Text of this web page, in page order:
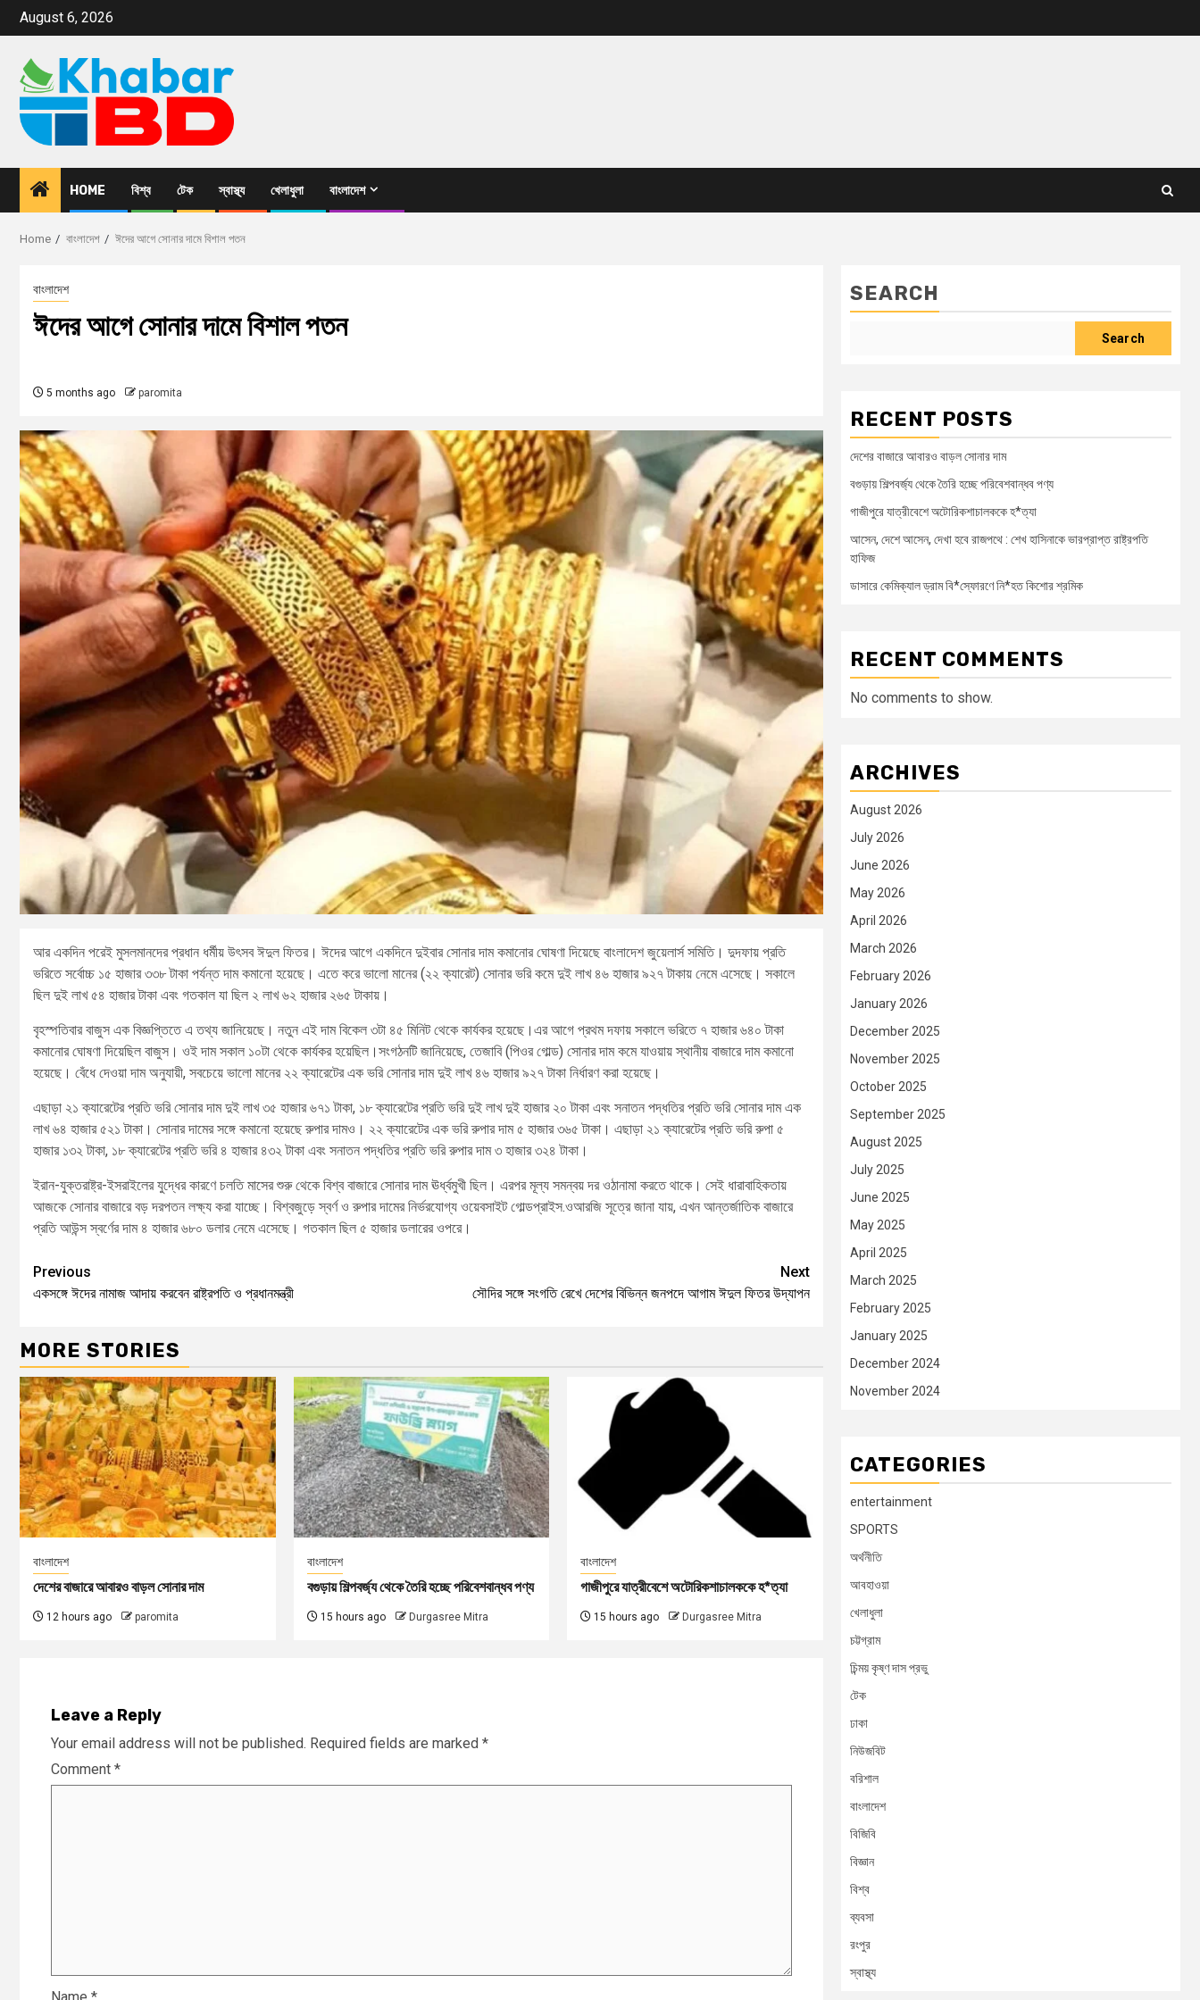
August 6, 2026
HOME বিশ্ব টেক স্বাস্থ্য খেলাধুলা বাংলাদেশ
Home বাংলাদেশ ঈদের আগে সোনার দামে বিশাল পতন
বাংলাদেশ
ঈদের আগে সোনার দামে বিশাল পতন
5 months ago paromita
আর একদিন পরেই মুসলমানদের প্রধান ধর্মীয় উৎসব ঈদুল ফিতর। ঈদের আগে একদিনে দুইবার সোনার দাম কমানোর ঘোষণা দিয়েছে বাংলাদেশ জুয়েলার্স সমিতি। দুদফায় প্রতি
ভরিতে সর্বোচ্চ ১৫ হাজার ৩৩৮ টাকা পর্যন্ত দাম কমানো হয়েছে। এতে করে ভালো মানের (২২ ক্যারেট) সোনার ভরি কমে দুই লাখ ৪৬ হাজার ৯২৭ টাকায় নেমে এসেছে। সকালে
ছিল দুই লাখ ৫৪ হাজার টাকা এবং গতকাল যা ছিল ২ লাখ ৬২ হাজার ২৬৫ টাকায়।
বৃহস্পতিবার বাজুস এক বিজ্ঞপ্তিতে এ তথ্য জানিয়েছে। নতুন এই দাম বিকেল ৩টা ৪৫ মিনিট থেকে কার্যকর হয়েছে।এর আগে প্রথম দফায় সকালে ভরিতে ৭ হাজার ৬৪০ টাকা
কমানোর ঘোষণা দিয়েছিল বাজুস। ওই দাম সকাল ১০টা থেকে কার্যকর হয়েছিল।সংগঠনটি জানিয়েছে, তেজাবি (পিওর গোল্ড) সোনার দাম কমে যাওয়ায় স্থানীয় বাজারে দাম কমানো
হয়েছে। বেঁধে দেওয়া দাম অনুযায়ী, সবচেয়ে ভালো মানের ২২ ক্যারেটের এক ভরি সোনার দাম দুই লাখ ৪৬ হাজার ৯২৭ টাকা নির্ধারণ করা হয়েছে।
এছাড়া ২১ ক্যারেটের প্রতি ভরি সোনার দাম দুই লাখ ৩৫ হাজার ৬৭১ টাকা, ১৮ ক্যারেটের প্রতি ভরি দুই লাখ দুই হাজার ২০ টাকা এবং সনাতন পদ্ধতির প্রতি ভরি সোনার দাম এক
লাখ ৬৪ হাজার ৫২১ টাকা। সোনার দামের সঙ্গে কমানো হয়েছে রুপার দামও। ২২ ক্যারেটের এক ভরি রুপার দাম ৫ হাজার ৩৬৫ টাকা। এছাড়া ২১ ক্যারেটের প্রতি ভরি রুপা ৫
হাজার ১৩২ টাকা, ১৮ ক্যারেটের প্রতি ভরি ৪ হাজার ৪৩২ টাকা এবং সনাতন পদ্ধতির প্রতি ভরি রুপার দাম ৩ হাজার ৩২৪ টাকা।
ইরান-যুক্তরাষ্ট্র-ইসরাইলের যুদ্ধের কারণে চলতি মাসের শুরু থেকে বিশ্ব বাজারে সোনার দাম ঊর্ধ্বমুখী ছিল। এরপর মূল্য সমন্বয় দর ওঠানামা করতে থাকে। সেই ধারাবাহিকতায়
আজকে সোনার বাজারে বড় দরপতন লক্ষ্য করা যাচ্ছে। বিশ্বজুড়ে স্বর্ণ ও রুপার দামের নির্ভরযোগ্য ওয়েবসাইট গোল্ডপ্রাইস.ওআরজি সূত্রে জানা যায়, এখন আন্তর্জাতিক বাজারে
প্রতি আউন্স স্বর্ণের দাম ৪ হাজার ৬৮০ ডলার নেমে এসেছে। গতকাল ছিল ৫ হাজার ডলারের ওপরে।
Previous
একসঙ্গে ঈদের নামাজ আদায় করবেন রাষ্ট্রপতি ও প্রধানমন্ত্রী
Next
সৌদির সঙ্গে সংগতি রেখে দেশের বিভিন্ন জনপদে আগাম ঈদুল ফিতর উদ্‌যাপন
MORE STORIES
বাংলাদেশ
দেশের বাজারে আবারও বাড়ল সোনার দাম
12 hours ago paromita
বাংলাদেশ
বগুড়ায় শিল্পবর্জ্য থেকে তৈরি হচ্ছে পরিবেশবান্ধব পণ্য
15 hours ago Durgasree Mitra
বাংলাদেশ
গাজীপুরে যাত্রীবেশে অটোরিকশাচালককে হ*ত্যা
15 hours ago Durgasree Mitra
Leave a Reply
Your email address will not be published. Required fields are marked *
Comment *
Name *
SEARCH
Search
RECENT POSTS
দেশের বাজারে আবারও বাড়ল সোনার দাম
বগুড়ায় শিল্পবর্জ্য থেকে তৈরি হচ্ছে পরিবেশবান্ধব পণ্য
গাজীপুরে যাত্রীবেশে অটোরিকশাচালককে হ*ত্যা
আসেন, দেশে আসেন, দেখা হবে রাজপথে : শেখ হাসিনাকে ভারপ্রাপ্ত রাষ্ট্রপতি
হাফিজ
ডাসারে কেমিক্যাল ড্রাম বি*স্ফোরণে নি*হত কিশোর শ্রমিক
RECENT COMMENTS
No comments to show.
ARCHIVES
August 2026
July 2026
June 2026
May 2026
April 2026
March 2026
February 2026
January 2026
December 2025
November 2025
October 2025
September 2025
August 2025
July 2025
June 2025
May 2025
April 2025
March 2025
February 2025
January 2025
December 2024
November 2024
CATEGORIES
entertainment
SPORTS
অর্থনীতি
আবহাওয়া
খেলাধুলা
চট্টগ্রাম
চিন্ময় কৃষ্ণ দাস প্রভু
টেক
ঢাকা
নিউজবিট
বরিশাল
বাংলাদেশ
বিজিবি
বিজ্ঞান
বিশ্ব
ব্যবসা
রংপুর
স্বাস্থ্য